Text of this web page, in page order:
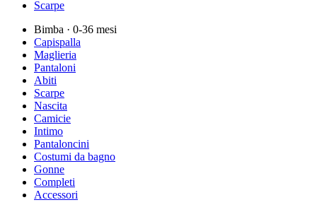
Scarpe
Bimba · 0-36 mesi
Capispalla
Maglieria
Pantaloni
Abiti
Scarpe
Nascita
Camicie
Intimo
Pantaloncini
Costumi da bagno
Gonne
Completi
Accessori